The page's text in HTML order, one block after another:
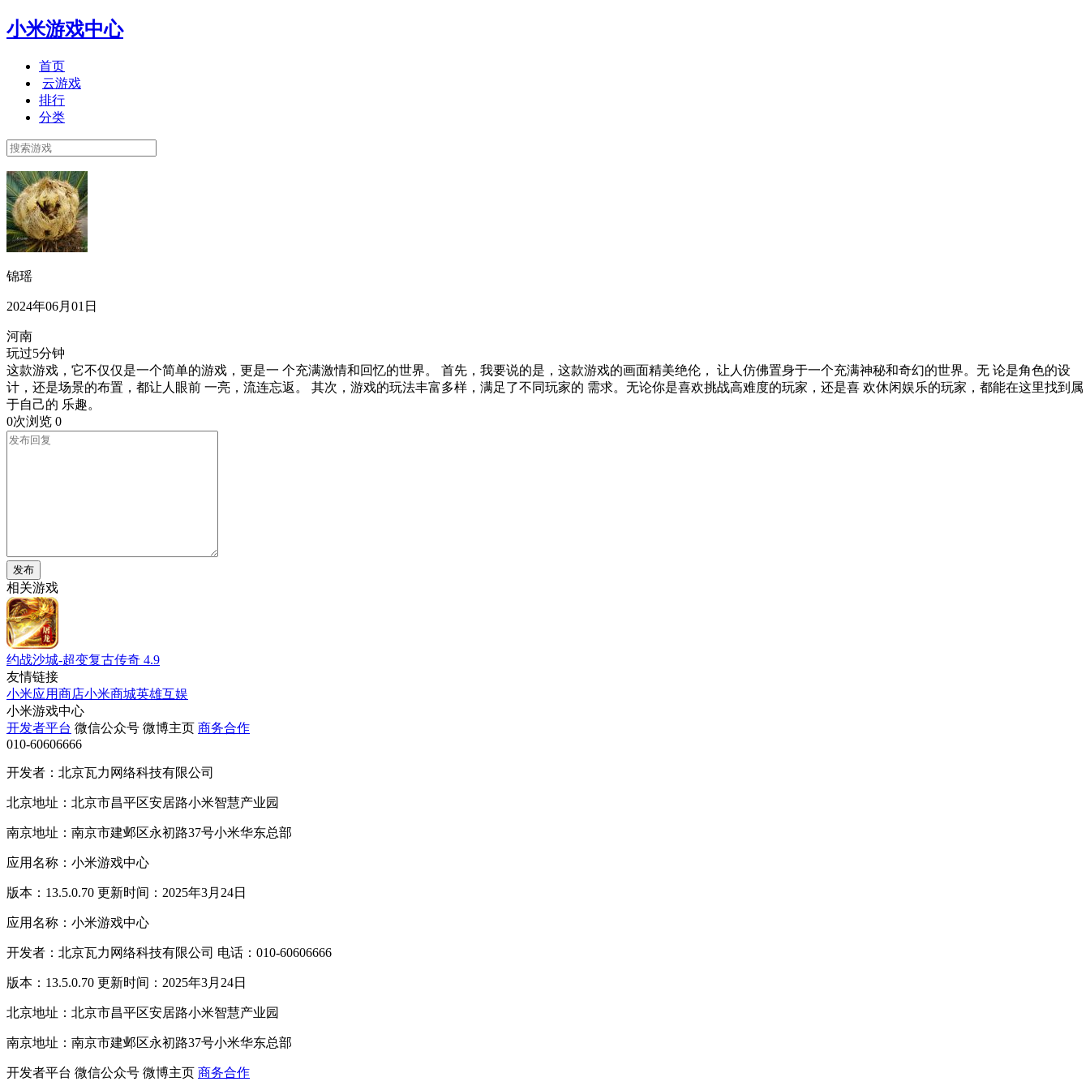
小米游戏中心
首页
云游戏
排行
分类
锦瑶
2024年06月01日
河南
玩过5分钟
这款游戏，它不仅仅是一个简单的游戏，更是一 个充满激情和回忆的世界。 首先，我要说的是，这款游戏的画面精美绝伦， 让人仿佛置身于一个充满神秘和奇幻的世界。无 论是角色的设
计，还是场景的布置，都让人眼前 一亮，流连忘返。 其次，游戏的玩法丰富多样，满足了不同玩家的 需求。无论你是喜欢挑战高难度的玩家，还是喜 欢休闲娱乐的玩家，都能在这里找到属
于自己的 乐趣。
0次浏览 0
发布
相关游戏
约战沙城-超变复古传奇 4.9
友情链接
小米应用商店小米商城英雄互娱
小米游戏中心
开发者平台 微信公众号 微博主页 商务合作
010-60606666
开发者：北京瓦力网络科技有限公司
北京地址：北京市昌平区安居路小米智慧产业园
南京地址：南京市建邺区永初路37号小米华东总部
应用名称：小米游戏中心
版本：13.5.0.70 更新时间：2025年3月24日
应用名称：小米游戏中心
开发者：北京瓦力网络科技有限公司 电话：010-60606666
版本：13.5.0.70 更新时间：2025年3月24日
北京地址：北京市昌平区安居路小米智慧产业园
南京地址：南京市建邺区永初路37号小米华东总部
开发者平台 微信公众号 微博主页 商务合作